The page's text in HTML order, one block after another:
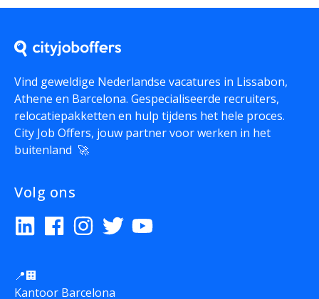
Vind geweldige Nederlandse vacatures in Lissabon,
Athene en Barcelona. Gespecialiseerde recruiters,
relocatiepakketten en hulp tijdens het hele proces.
City Job Offers, jouw partner voor werken in het
buitenland 🚀
Volg ons
📍🏢
Kantoor Barcelona